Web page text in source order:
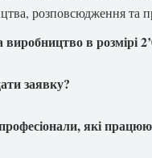
розповсюдження та
виробництво в розмірі
заявку?
які